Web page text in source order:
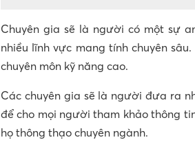
Chuyên gia sẽ là người có một sự
nhiều lĩnh vực mang tính chuyên
chuyên môn kỹ năng cao.
Các chuyên gia sẽ là người đưa ra
để cho mọi người tham khảo thông
họ thông thạo chuyên ngành.